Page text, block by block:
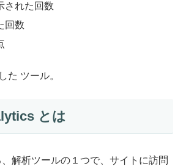
された回数
回数
た ツール。
とは
解析ツールの１つで、サイトに訪問